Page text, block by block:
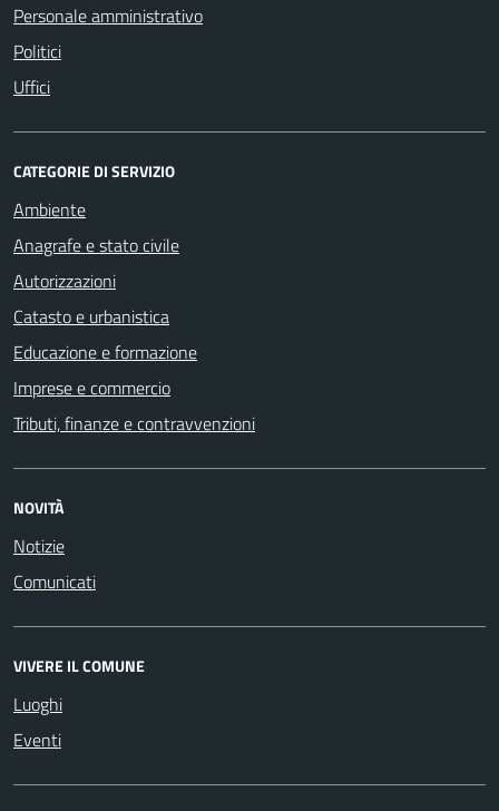
Personale amministrativo
Politici
Uffici
CATEGORIE DI SERVIZIO
Ambiente
Anagrafe e stato civile
Autorizzazioni
Catasto e urbanistica
Educazione e formazione
Imprese e commercio
Tributi, finanze e contravvenzioni
NOVITÀ
Notizie
Comunicati
VIVERE IL COMUNE
Luoghi
Eventi